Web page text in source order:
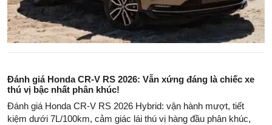
Đánh giá Honda CR-V RS 2026: Vẫn xứng đáng là chiếc xe
thú vị bậc nhất phân khúc!
Đánh giá Honda CR-V RS 2026 Hybrid: vận hành mượt, tiết
kiệm dưới 7L/100km, cảm giác lái thú vị hàng đầu phân khúc,